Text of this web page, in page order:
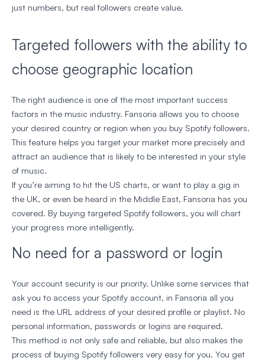
just numbers, but real followers create value.
Targeted followers with the ability to
choose geographic location
The right audience is one of the most important success
factors in the music industry. Fansoria allows you to choose
your desired country or region when you buy Spotify followers.
This feature helps you target your market more precisely and
attract an audience that is likely to be interested in your style
of music.
If you’re aiming to hit the US charts, or want to play a gig in
the UK, or even be heard in the Middle East, Fansoria has you
covered. By buying targeted Spotify followers, you will chart
your progress more intelligently.
No need for a password or login
Your account security is our priority. Unlike some services that
ask you to access your Spotify account, in Fansoria all you
need is the URL address of your desired profile or playlist. No
personal information, passwords or logins are required.
This method is not only safe and reliable, but also makes the
process of buying Spotify followers very easy for you. You get